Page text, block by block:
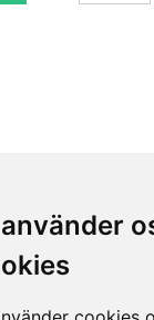
Malmö